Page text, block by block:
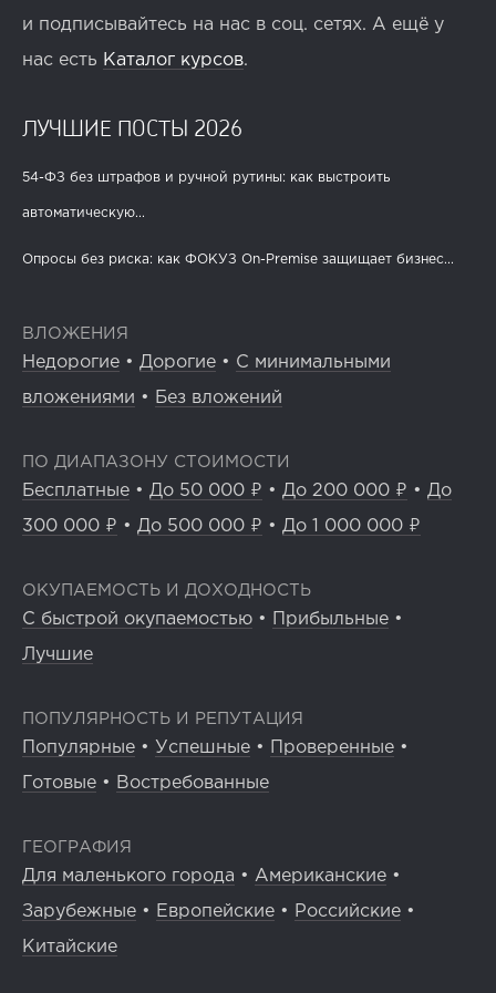
и подписывайтесь на нас в соц. сетях. А ещё у
нас есть Каталог курсов.
ЛУЧШИЕ ПОСТЫ 2026
54-ФЗ без штрафов и ручной рутины: как выстроить
автоматическую...
Опросы без риска: как ФОКУЗ On-Premise защищает бизнес...
ВЛОЖЕНИЯ
Недорогие • Дорогие • С минимальными
вложениями • Без вложений
ПО ДИАПАЗОНУ СТОИМОСТИ
Бесплатные • До 50 000 ₽ • До 200 000 ₽ • До
300 000 ₽ • До 500 000 ₽ • До 1 000 000 ₽
ОКУПАЕМОСТЬ И ДОХОДНОСТЬ
С быстрой окупаемостью • Прибыльные •
Лучшие
ПОПУЛЯРНОСТЬ И РЕПУТАЦИЯ
Популярные • Успешные • Проверенные •
Готовые • Востребованные
ГЕОГРАФИЯ
Для маленького города • Американские •
Зарубежные • Европейские • Российские •
Китайские